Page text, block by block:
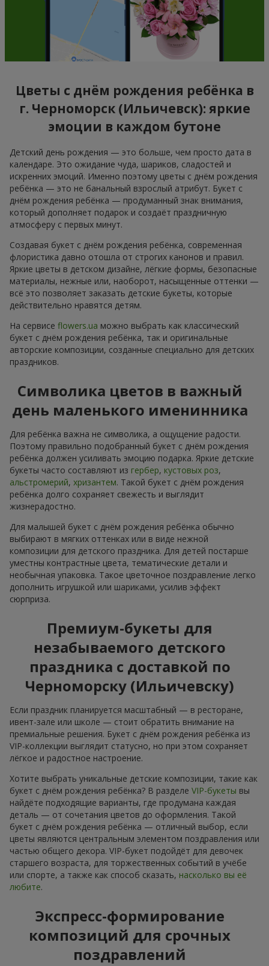
Цветы с днём рождения ребёнка в
г. Черноморск (Ильичевск): яркие
эмоции в каждом бутоне
Детский день рождения — это больше, чем просто дата в
календаре. Это ожидание чуда, шариков, сладостей и
искренних эмоций. Именно поэтому цветы с днём рождения
ребёнка — это не банальный взрослый атрибут. Букет с
днём рождения ребёнка — продуманный знак внимания,
который дополняет подарок и создаёт праздничную
атмосферу с первых минут.
Создавая букет с днём рождения ребёнка, современная
флористика давно отошла от строгих канонов и правил.
Яркие цветы в детском дизайне, лёгкие формы, безопасные
материалы, нежные или, наоборот, насыщенные оттенки —
всё это позволяет заказать детские букеты, которые
действительно нравятся детям.
На сервисе flowers.ua можно выбрать как классический
букет с днём рождения ребёнка, так и оригинальные
авторские композиции, созданные специально для детских
праздников.
Символика цветов в важный
день маленького именинника
Для ребёнка важна не символика, а ощущение радости.
Поэтому правильно подобранный букет с днём рождения
ребёнка должен усиливать эмоцию подарка. Яркие детские
букеты часто составляют из гербер, кустовых роз,
альстромерий, хризантем. Такой букет с днём рождения
ребёнка долго сохраняет свежесть и выглядит
жизнерадостно.
Для малышей букет с днём рождения ребёнка обычно
выбирают в мягких оттенках или в виде нежной
композиции для детского праздника. Для детей постарше
уместны контрастные цвета, тематические детали и
необычная упаковка. Такое цветочное поздравление легко
дополнить игрушкой или шариками, усилив эффект
сюрприза.
Премиум-букеты для
незабываемого детского
праздника с доставкой по
Черноморску (Ильичевску)
Если праздник планируется масштабный — в ресторане,
ивент-зале или школе — стоит обратить внимание на
премиальные решения. Букет с днём рождения ребёнка из
VIP-коллекции выглядит статусно, но при этом сохраняет
лёгкое и радостное настроение.
Хотите выбрать уникальные детские композиции, такие как
букет с днём рождения ребёнка? В разделе VIP-букеты вы
найдёте подходящие варианты, где продумана каждая
деталь — от сочетания цветов до оформления. Такой
букет с днём рождения ребёнка — отличный выбор, если
цветы являются центральным элементом поздравления или
частью общего декора. VIP-букет подойдёт для девочек
старшего возраста, для торжественных событий в учёбе
или спорте, а также как способ сказать, насколько вы её
любите.
Экспресс-формирование
композиций для срочных
поздравлений